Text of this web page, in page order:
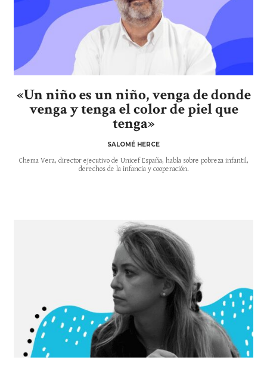
«Un niño es un niño, venga de donde
venga y tenga el color de piel que
tenga»
SALOMÉ HERCE
Chema Vera, director ejecutivo de Unicef España, habla sobre pobreza infantil,
derechos de la infancia y cooperación.